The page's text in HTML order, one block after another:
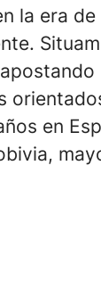
la era de
en